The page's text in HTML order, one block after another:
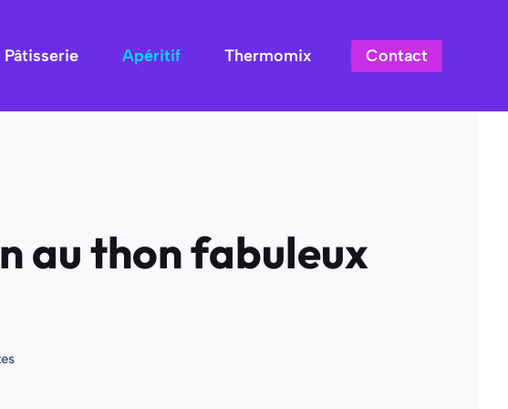
Pâtisserie Apéritif Thermomix Contact
au thon fabuleux